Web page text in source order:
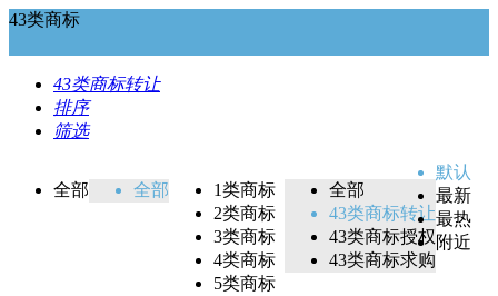
43类商标
43类商标转让
排序
筛选
全部 全部
1类商标
2类商标
3类商标
4类商标
5类商标
全部
43类商标转让
43类商标授权
43类商标求购
默认
最新
最热
附近